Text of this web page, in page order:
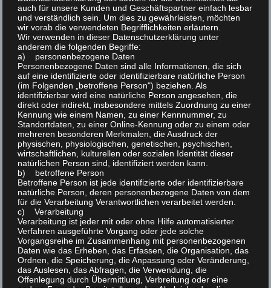
t
-
N
i
g
a
t
i
o
a
l
u
n
g
c
e
n
h
l
e
n
.
VORHERIGE
VERANSTALTUNGEN
Heute Nächste
KALENDER ABONNIEREN
auch für unsere Kunden und Geschäftspartner einfach lesbar
und verständlich sein. Um dies zu gewährleisten, möchten
wir vorab die verwendeten Begrifflichkeiten erläutern.
Wir verwenden in dieser Datenschutzerklärung unter
anderem die folgenden Begriffe:
a) personenbezogene Daten
Personenbezogene Daten sind alle Informationen, die sich
auf eine identifizierte oder identifizierbare natürliche Person
(im Folgenden „betroffene Person") beziehen. Als
identifizierbar wird eine natürliche Person angesehen, die
direkt oder indirekt, insbesondere mittels Zuordnung zu einer
Kennung wie einem Namen, zu einer Kennnummer, zu
Standortdaten, zu einer Online-Kennung oder zu einem oder
mehreren besonderen Merkmalen, die Ausdruck der
physischen, physiologischen, genetischen, psychischen,
wirtschaftlichen, kulturellen oder sozialen Identität dieser
natürlichen Person sind, identifiziert werden kann.
b) betroffene Person
Betroffene Person ist jede identifizierte oder identifizierbare
natürliche Person, deren personenbezogene Daten von dem
für die Verarbeitung Verantwortlichen verarbeitet werden.
c) Verarbeitung
Verarbeitung ist jeder mit oder ohne Hilfe automatisierter
Verfahren ausgeführte Vorgang oder jede solche
Vorgangsreihe im Zusammenhang mit personenbezogenen
Daten wie das Erheben, das Erfassen, die Organisation, das
Ordnen, die Speicherung, die Anpassung oder Veränderung,
das Auslesen, das Abfragen, die Verwendung, die
Offenlegung durch Übermittlung, Verbreitung oder eine